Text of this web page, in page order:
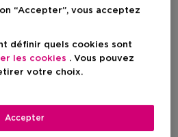
En stock
“Accepter”, vous acceptez
définir quels cookies sont
les cookies . Vous pouvez
votre choix.
Accepter